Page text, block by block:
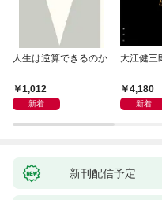
人生は逆算できるのか
1,012
新着
大江健三
4,180
新着
新刊配信予定